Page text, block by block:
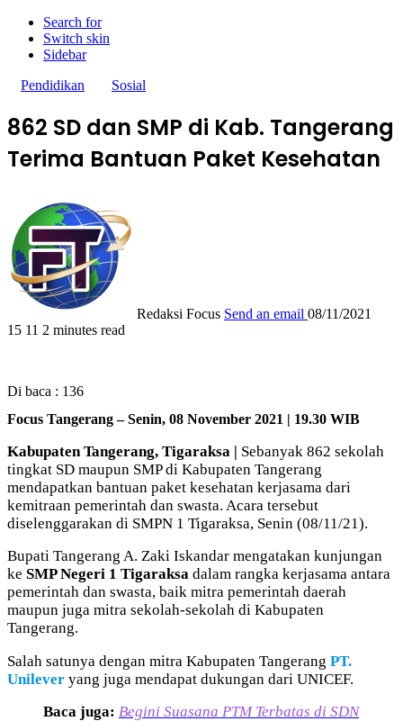
Search for
Switch skin
Sidebar
Pendidikan
Sosial
862 SD dan SMP di Kab. Tangerang
Terima Bantuan Paket Kesehatan
Redaksi Focus Send an email 08/11/2021
15 11 2 minutes read
Di baca : 136
Focus Tangerang – Senin, 08 November 2021 | 19.30 WIB
Kabupaten Tangerang, Tigaraksa | Sebanyak 862 sekolah
tingkat SD maupun SMP di Kabupaten Tangerang
mendapatkan bantuan paket kesehatan kerjasama dari
kemitraan pemerintah dan swasta. Acara tersebut
diselenggarakan di SMPN 1 Tigaraksa, Senin (08/11/21).
Bupati Tangerang A. Zaki Iskandar mengatakan kunjungan
ke SMP Negeri 1 Tigaraksa dalam rangka kerjasama antara
pemerintah dan swasta, baik mitra pemerintah daerah
maupun juga mitra sekolah-sekolah di Kabupaten
Tangerang.
Salah satunya dengan mitra Kabupaten Tangerang PT.
Unilever yang juga mendapat dukungan dari UNICEF.
Baca juga: Begini Suasana PTM Terbatas di SDN